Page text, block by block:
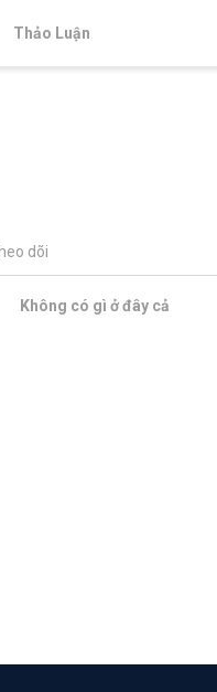
Thảo Luận
dõi
Không có gì ở đây cả